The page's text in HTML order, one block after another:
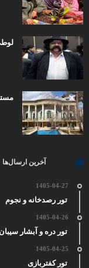
آخرین ارسال‌ها
1405-04-27
تور رصدخانه و نجوم
1405-04-26
تور دره و آبشار
1405-04-25
تور کفتربازی